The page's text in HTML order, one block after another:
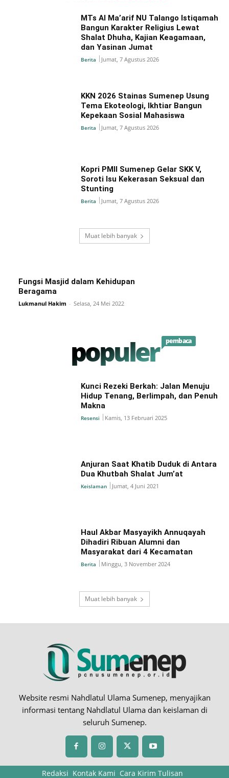
MTs Al Ma’arif NU Talango Istiqamah
Bangun Karakter Religius Lewat
Shalat Dhuha, Kajian Keagamaan,
dan Yasinan Jumat
Berita Jumat, 7 Agustus 2026
KKN 2026 Stainas Sumenep Usung
Tema Ekoteologi, Ikhtiar Bangun
Kepekaan Sosial Mahasiswa
Berita Jumat, 7 Agustus 2026
Kopri PMII Sumenep Gelar SKK V,
Soroti Isu Kekerasan Seksual dan
Stunting
Berita Jumat, 7 Agustus 2026
Muat lebih banyak
Fungsi Masjid dalam Kehidupan
Beragama
Lukmanul Hakim - Selasa, 24 Mei 2022
populer pembaca
Kunci Rezeki Berkah: Jalan Menuju
Hidup Tenang, Berlimpah, dan Penuh
Makna
Resensi Kamis, 13 Februari 2025
Anjuran Saat Khatib Duduk di Antara
Dua Khutbah Shalat Jum’at
Keislaman Jumat, 4 Juni 2021
Haul Akbar Masyayikh Annuqayah
Dihadiri Ribuan Alumni dan
Masyarakat dari 4 Kecamatan
Berita Minggu, 3 November 2024
Muat lebih banyak
Website resmi Nahdlatul Ulama Sumenep, menyajikan
informasi tentang Nahdlatul Ulama dan keislaman di
seluruh Sumenep.
Redaksi Kontak Kami Cara Kirim Tulisan